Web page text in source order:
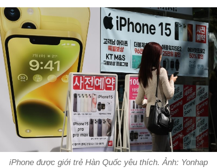
iPhone được giới trẻ Hàn Quốc yêu thích. Ảnh: Yonhap